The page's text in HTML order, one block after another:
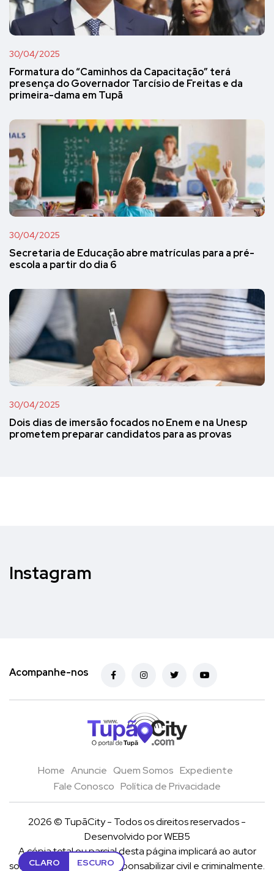
CLARO ESCURO
30/04/2025
Formatura do “Caminhos da Capacitação” terá
presença do Governador Tarcísio de Freitas e da
primeira-dama em Tupã
30/04/2025
Secretaria de Educação abre matrículas para a pré-
escola a partir do dia 6
30/04/2025
Dois dias de imersão focados no Enem e na Unesp
prometem preparar candidatos para as provas
Instagram
Acompanhe-nos
Home Anuncie Quem Somos Expediente
Fale Conosco Política de Privacidade
2026 © TupãCity - Todos os direitos reservados -
Desenvolvido porWEB5
A cópia total ou parcial desta página implicará ao autor
sob pena de ter que se reponsabilizar civil e criminalmente.